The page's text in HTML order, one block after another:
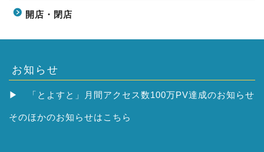
開店・閉店
お知らせ
▶ 「とよすと」月間アクセス数100万PV達成のお知らせ
そのほかのお知らせはこちら